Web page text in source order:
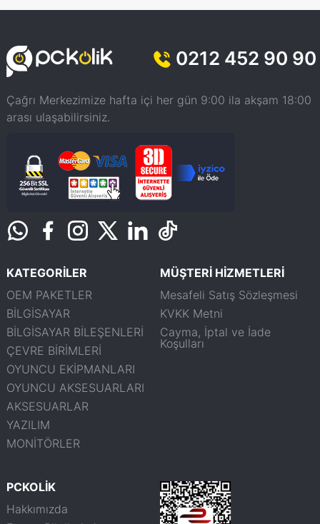
0212 452 90 90
Çağrı Merkezimize hafta içi her gün 9:00 ila akşam 18:00
arası ulaşabilirsiniz.
KATEGORİLER
OEM PAKETLER
BİLGİSAYAR
BİLGİSAYAR BİLEŞENLERİ
ÇEVRE BİRİMLERİ
OYUNCU EKİPMANLARI
OYUNCU AKSESUARLARI
AKSESUARLAR
YAZILIM
MONİTÖRLER
MÜŞTERİ HİZMETLERİ
Mesafeli Satış Sözleşmesi
KVKK Metni
Cayma, İptal ve İade
Koşulları
PCKOLİK
Hakkımızda